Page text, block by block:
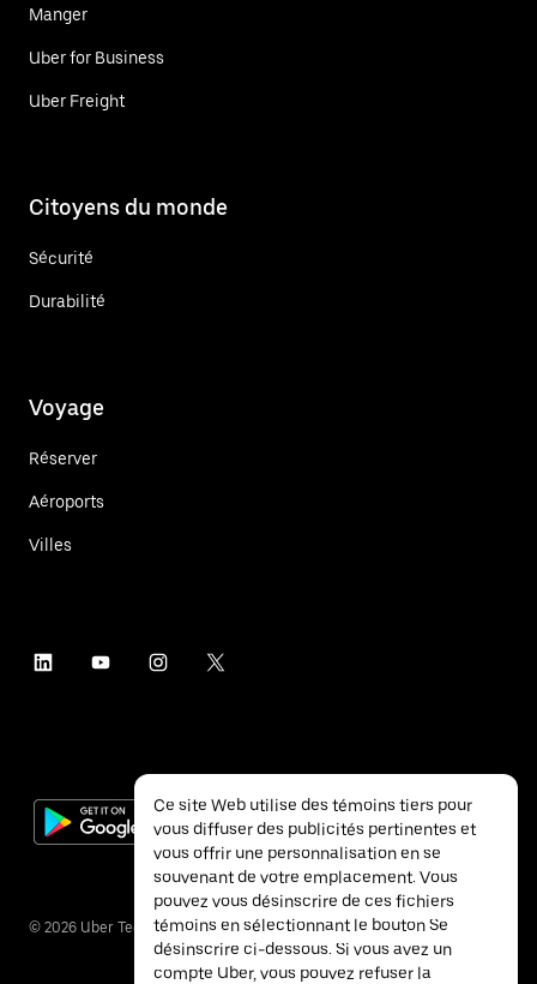
Manger
Uber for Business
Uber Freight
Citoyens du monde
Sécurité
Durabilité
Voyage
Réserver
Aéroports
Villes
© 2026 Uber Technologies inc.
Ce site Web utilise des témoins tiers pour
vous diffuser des publicités pertinentes et
vous offrir une personnalisation en se
souvenant de votre emplacement. Vous
pouvez vous désinscrire de ces fichiers
témoins en sélectionnant le bouton Se
désinscrire ci-dessous. Si vous avez un
compte Uber, vous pouvez refuser la